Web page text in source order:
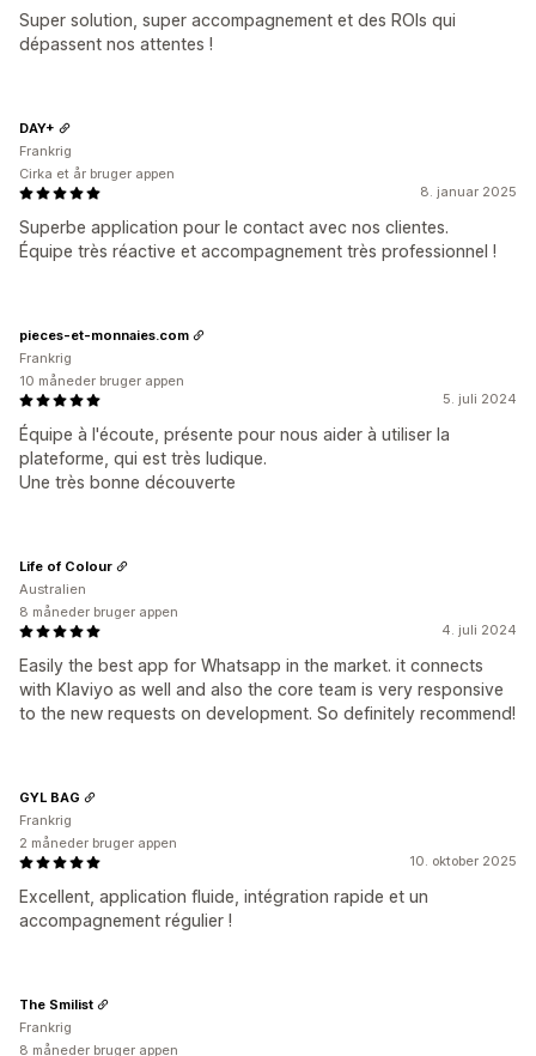
Super solution, super accompagnement et des ROIs qui
dépassent nos attentes !
8. januar 2025
Superbe application pour le contact avec nos clientes.
Équipe très réactive et accompagnement très professionnel !
DAY+
Frankrig
Cirka et år bruger appen
5. juli 2024
Équipe à l'écoute, présente pour nous aider à utiliser la
plateforme, qui est très ludique.
Une très bonne découverte
pieces-et-monnaies.com
Frankrig
10 måneder bruger appen
4. juli 2024
Easily the best app for Whatsapp in the market. it connects
with Klaviyo as well and also the core team is very responsive
to the new requests on development. So definitely recommend!
Life of Colour
Australien
8 måneder bruger appen
10. oktober 2025
Excellent, application fluide, intégration rapide et un
accompagnement régulier !
GYL BAG
Frankrig
2 måneder bruger appen
The Smilist
Frankrig
8 måneder bruger appen